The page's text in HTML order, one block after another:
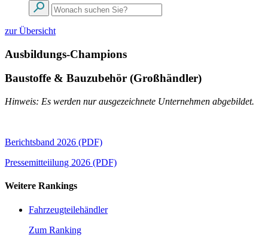
zur Übersicht
Ausbildungs-Champions
Baustoffe & Bauzubehör (Großhändler)
Hinweis: Es werden nur ausgezeichnete Unternehmen abgebildet.
Berichtsband 2026 (PDF)
Pressemitteiilung 2026 (PDF)
Weitere Rankings
Fahrzeugteilehändler
Zum Ranking